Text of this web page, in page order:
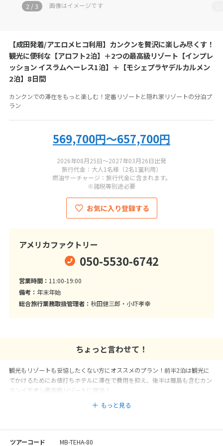
050-5530-6742
営業時間：
総合旅行業務取扱管理者：秋田健三郎・小圷孝幸
画像はイメージです
2 / 3
【成田発着/アエロメヒコ利用】カンクンを贅沢に楽しみ尽くす！
観光に便利な【アロフト2泊】＋2つの最高級リゾート【インプレ
ッション イスラムヘーレス1泊】＋【モシェプラヤデルカルメン
2泊】8日間
カンクンでの滞在をもっと楽しむ！定番リゾートと隠れ家リゾートの分泊プ
ラン
569,700円～657,700円
2026年08月25日～2027年03月26日出発
旅行代金：大人1名様（2名1室利用）
燃油サーチャージ：旅行代金に含まれます。
※諸税等別途必要
お気に入り登録する
アメリカファクトリー
050-5530-6742
営業時間： 11:00-19:00
備考： 年末年始
総合旅行業務取扱管理者： 秋田健三郎・小圷孝幸
ちょっと言わせて！
観光もリゾートも妥協したくない方にオススメのプラン！前半2泊は観光に
でかけるためにお値打ちホテルに滞在で費用を抑え、後半は離島も含むカン
クンイチオシ最高級リゾートに宿泊！
もっと見る
ツアーコード MB-TEHA-80